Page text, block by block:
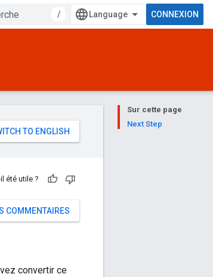
/ CONNEXION
Sur cette page
Next Step
été utile ?
COMMENTAIRES
convertir ce